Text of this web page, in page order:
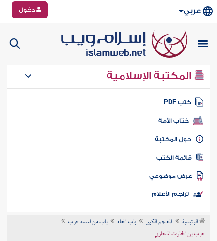
عربي دخول
المكتبة الإسلامية
كتب PDF
كتاب الأمة
المكتبة
الكتب
موضوعي
تراجم الأعلام
الرئيسية المعجم الكبير باب الحاء
باب من اسمه حرب
حرب بن الحارث المحاربي